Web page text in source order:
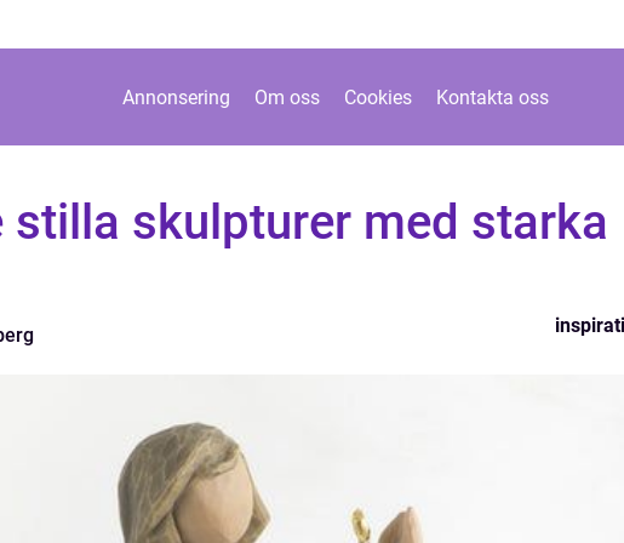
Annonsering Om oss Cookies Kontakta oss
stilla skulpturer med starka